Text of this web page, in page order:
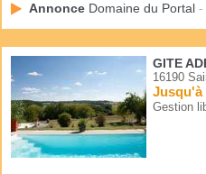
Annonce Domaine du Portal -
GITE
16190
Jusqu'à
Gestion